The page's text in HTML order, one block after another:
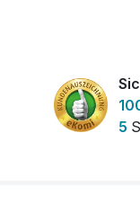
5